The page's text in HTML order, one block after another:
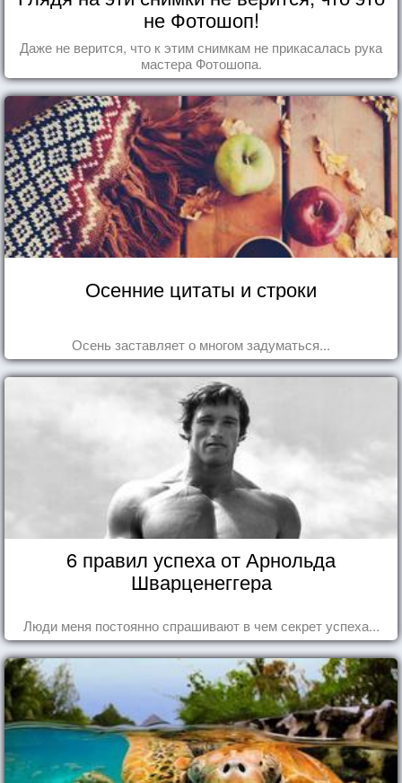
не Фотошоп!
Даже не верится, что к этим снимкам не прикасалась рука
мастера Фотошопа.
Осенние цитаты и строки
Осень заставляет о многом задуматься...
6 правил успеха от Арнольда
Шварценеггера
Люди меня постоянно спрашивают в чем секрет успеха...